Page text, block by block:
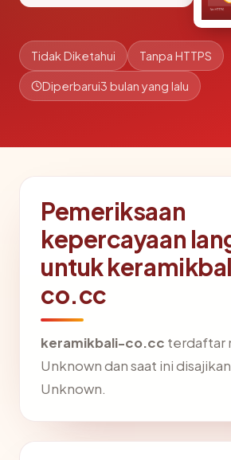
Tidak Diketahui Tanpa HTTPS
Diperbarui3 bulan yang lalu
Pemeriksaan
kepercayaan
untuk
co.cc
keramikbali-co.cc terdaftar
Unknown dan saat ini
Unknown.